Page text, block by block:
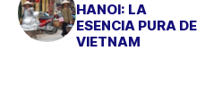
HANOI: LA
ESENCIA PURA DE
VIETNAM